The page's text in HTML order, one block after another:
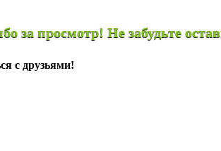
Не забудьте оставить чаевые
с друзьями!